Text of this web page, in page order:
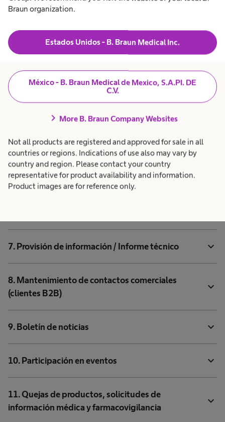
Braun organization.
Estados Unidos - B. Braun Medical Inc.
México - B. Braun Medical de Mexico, S.A.PI. DE
C.V.
chevron_right More B. Braun Company Websites
Not all products are registered and approved for sale in all
countries or regions. Indications of use also may vary by
country and region. Please contact your country
representative for product availability and information.
Product images are for reference only.
2. Solicitudes de contacto expand_more
3. Cooperación con socios de ventas en el entorno
B2B
expand_more
5. Visitas guiadas a la fábrica de Melsungen
7. Provisión de información / Informe técnico expand_more
8. Mantenimiento de contactos comerciales
(clientes B2B)
expand_more
9. Boletín de noticias expand_more
10. Participación en eventos expand_more
11. Quejas de productos, solicitudes de
información médica y farmacovigilancia
expand_more